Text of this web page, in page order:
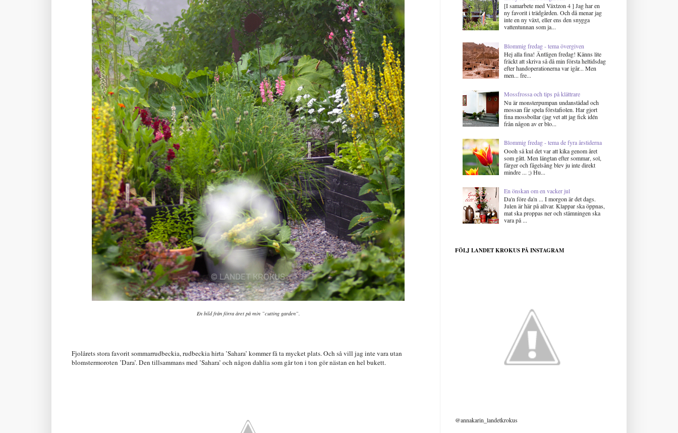
En bild från förra året på min ”cutting garden”.
Fjolårets stora favorit sommarrudbeckia, rudbeckia hirta ’Sahara’ kommer få ta mycket plats. Och så vill jag inte vara utan
blomstermoroten ’Dara’. Den tillsammans med ’Sahara’ och någon dahlia som går ton i ton gör nästan en hel bukett.
[I samarbete med Växtzon 4 ] Jag har en
ny favorit i trädgården. Och då menar jag
inte en ny växt, eller ens den snygga
vattentunnan som ja...
Blommig fredag - tema övergiven
Hej alla fina! Äntligen fredag! Känns lite
fräckt att skriva så då min första heltidsdag
efter handoperationerna var igår... Men
men... fre...
Mossfrossa och tips på klättrare
Nu är monsterpumpan undanstädad och
mossan får spela förstafiolen. Har gjort
fina mossbollar (jag vet att jag fick idén
från någon av er blo...
Blommig fredag - tema de fyra årstiderna
Oooh så kul det var att kika genom året
som gått. Men längtan efter sommar, sol,
färger och fågelsång blev ju inte direkt
mindre ... ;) Hu...
En önskan om en vacker jul
Da'n före da'n ... I morgon är det dags.
Julen är här på allvar. Klappar ska öppnas,
mat ska proppas ner och stämningen ska
vara på ...
FÖLJ LANDET KROKUS PÅ INSTAGRAM
@annakarin_landetkrokus